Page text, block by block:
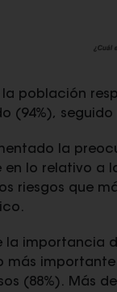
la población
(94%),
la
en lo relativo a
riesgos que
la importancia
más
(88%). Más